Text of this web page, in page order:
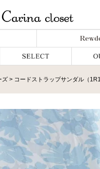
ズ コードストラップサンダル（